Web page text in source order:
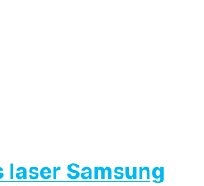
laser Samsung